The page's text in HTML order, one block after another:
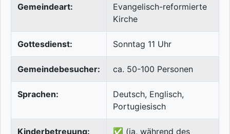
Gemeindeart:
Evangelisch-reformierte
Kirche
Gottesdienst: Sonntag 11 Uhr
Gemeindebesucher: ca. 50-100 Personen
Sprachen:
Deutsch, Englisch,
Portugiesisch
Kinderbetreuung:
✅ (ja, während des